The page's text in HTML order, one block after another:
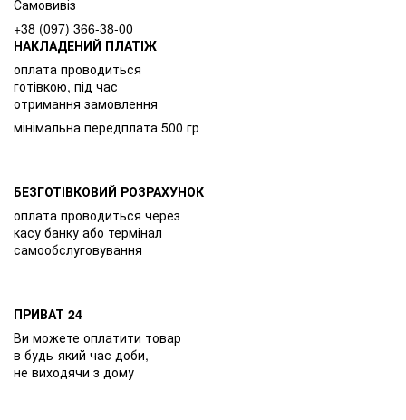
Самовивіз
+38 (097) 366-38-00
НАКЛАДЕНИЙ ПЛАТІЖ
оплата проводиться
готівкою, під час
отримання замовлення
мінімальна передплата 500 гр
БЕЗГОТІВКОВИЙ РОЗРАХУНОК
оплата проводиться через
касу банку або термінал
самообслуговування
ПРИВАТ 24
Ви можете оплатити товар
в будь-який час доби,
не виходячи з дому